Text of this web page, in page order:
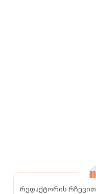
რედაქტორის რჩევით